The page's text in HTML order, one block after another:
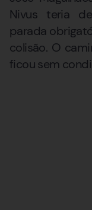
Nivus teria
parada
colisão. O
ficou sem